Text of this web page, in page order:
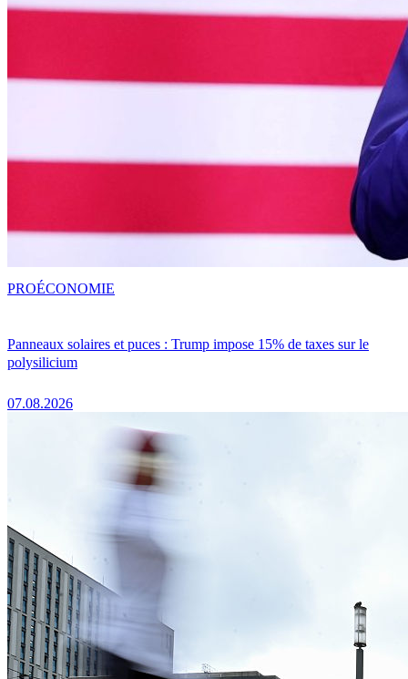
Panneaux solaires et puces : Trump impose 15% de taxes sur le
polysilicium
07.08.2026
PROÉCONOMIE